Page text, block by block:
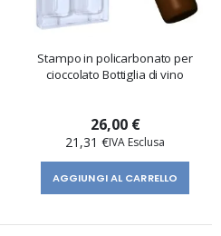
Stampo in policarbonato per
cioccolato Bottiglia di vino
26,00 €
21,31 €
AGGIUNGI AL CARRELLO